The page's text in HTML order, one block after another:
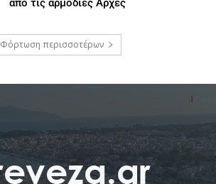
από τις αρμόδιες Αρχές
Φόρτωση περισσοτέρων